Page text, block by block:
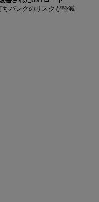
パンクのリスクが軽減